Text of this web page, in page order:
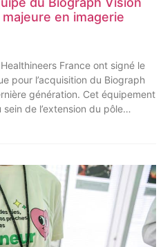
en imagerie
France ont signé le
pour l’acquisition du Biograph
génération. Cet équipement
de l’extension du pôle
au cœur même du